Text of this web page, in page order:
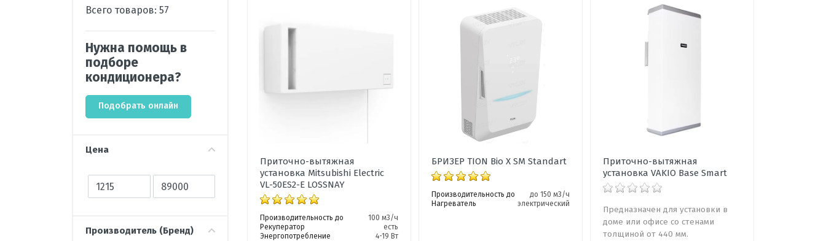
Камины электрические
мойки воздуха, климатические
комплексы, осушители
Аксессуары для кондиционеров
Всего товаров: 57
Нужна помощь в
подборе
кондиционера?
Подобрать онлайн
Цена
Производитель (Бренд)
Приточно-вытяжная
установка Mitsubishi Electric
VL-50ES2-E LOSSNAY
Производительность до
100 м3/ч
Рекуператор
есть
Энергопотребление
4-19 Вт
БРИЗЕР TION Bio X SM Standart
Производительность до
до 150 м3/ч
Нагреватель
электрический
Приточно-вытяжная
установка VAKIO Base Smart
Предназначен для установки в
доме или офисе со стенами
толщиной от 440 мм.